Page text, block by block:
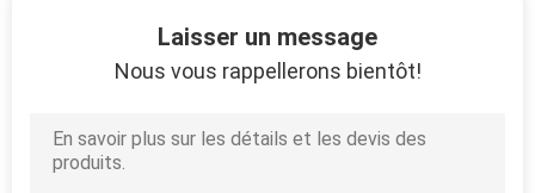
MATIÈRE
PROTECTION
Laisser un message
Nous vous rappellerons bientôt!